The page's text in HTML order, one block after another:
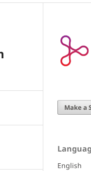
Make a
English